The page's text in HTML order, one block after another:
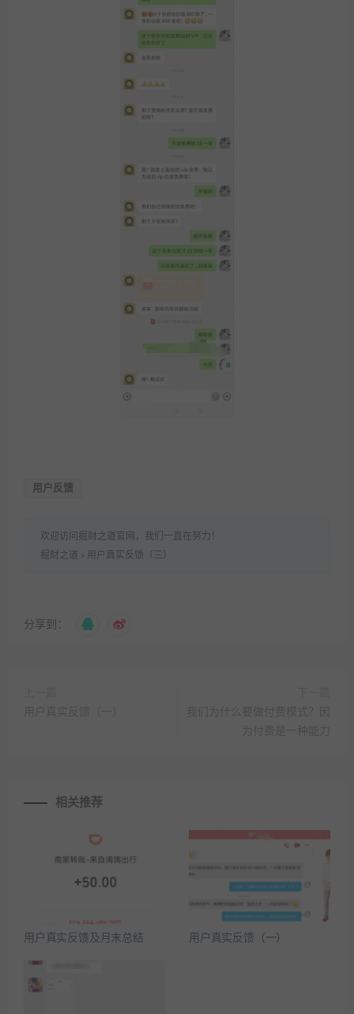
用户反馈
欢迎访问掘财之道官网，我们一直在努力！
掘财之道 » 用户真实反馈（三）
分享到：
相关推荐
用户真实反馈及月末总结 用户真实反馈（一）